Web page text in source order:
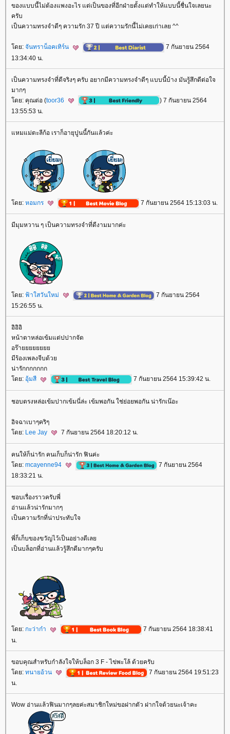
ของแบบนี้ไม่ต้องแพงอะไร แต่เป็นของที่อีกฝ่ายตั้งแต่ทำให้แบบนี้ชื่นใจเลยนะ
ครับ
เป็นความทรงจำดีๆ ความรัก 37 ปี แต่ความรักนี้ไม่เคยเก่าเลย ^^
ดย: จันทราน็อคเทิร์น
7 กันยายน 2564
13:34:40 น.
เป็นความทรงจำที่ดีจริงๆ ครับ อยากมีความทรงจำดีๆ แบบนี้บ้าง มันรู้สึกดีต่อใจ
มากๆ
ดย: คุณต่อ (toor36
) 7 กันยายน 2564
13:55:53 น.
หมแม่ตะลีก้อ เราก็อายุปูนนี้กันแล้วค่ะ
ดย: หอมกร 7 กันยายน 2564 15:13:03 น.
มีมุมหวาน ๆ เป็นความทรงจำที่ดีงามมากค่ะ
ดย: ฟ้าใสวันใหม่
7 กันยายน 2564
15:26:55 น.
อิอิอิ
หน้าตาหล่อเข้มแต่ปปากจัด
อร๊า
มีร้องเพลงจีบด้ว
น่ารักกกกกกก
ดย: อุ้มสี 7 กันยายน 2564 15:39:42 น.
ชอบตรงหล่อเข้มปากเข้มนี่ล่ะ เข้มพอกัน ใช่ย่อยพอกัน น่ารักเน๊อะ
อิจฉาเบาๆคริๆ
ดย: Lee Jay 7 กันยายน 2564 18:20:12 น.
คนให้ก็น่ารัก คนเก็บก็น่ารัก ฟินค่ะ
ดย: mcayenne94
7 กันยายน 2564
18:33:21 น.
ชอบเรื่องราวครับพี่
อ่านแล้วน่ารักมากๆ
เป็นความรักที่น่าประทับใจ
พี่ก็เก็บของขวัญไว้เป็นอย่างดีเล
เป็นบล็อกที่อ่านแล้วรู้สึกดีมากๆครับ
ดย: กะว่าก๋า
7 กันยายน 2564 18:38:41
น.
ขอบคุณสำหรับกำลังใจให้บล็อก 3 F - ไข่พะโล้ ด้วยครับ
ดย: ทนายอ้วน
7 กันยายน 2564 19:51:23
น.
Wow อ่านแล้วฟินมากๆลยค่ะสมาชิกใหม่ขอฝากตัว ฝากใจด้วยนะเจ้าคะ